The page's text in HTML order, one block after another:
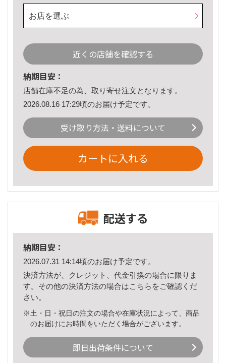
お店を選ぶ
近くの店舗を確認する
納期目安：
店舗在庫不足の為、取り寄せ注文となります。
2026.08.16 17:29頃のお届け予定です。
受け取り方法・送料について
カートに入れる
配送する
納期目安：
2026.07.31 14:14頃のお届け予定です。
決済方法が、クレジット、代金引換の場合に限りま
す。その他の決済方法の場合はこちら をご確認くだ
さい。
※土・日・祝日の注文の場合や在庫状況によって、商品
のお届けにお時間をいただく場合がございます。
即日出荷条件について